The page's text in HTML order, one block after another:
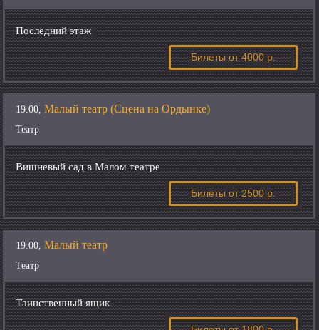
Последний этаж
Билеты от 4000 р.
19:00,Малый театр (Сцена на Ордынке)
Театр
Вишневый сад в Малом театре
Билеты от 2500 р.
19:00,Малый театр
Театр
Таинственный ящик